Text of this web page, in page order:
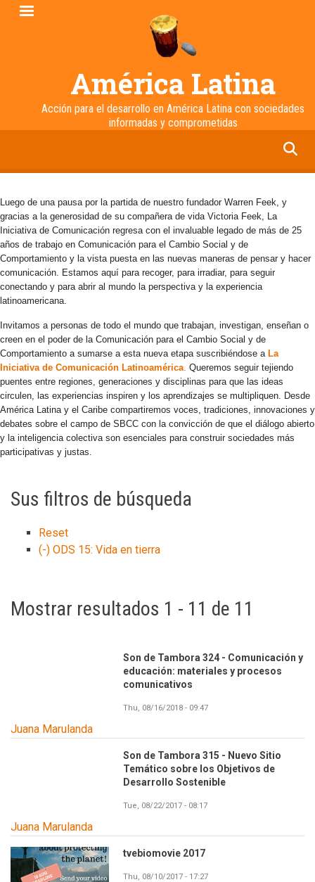
Pasar
América Latina
Acción para el desarrollo en América Latina con sociedades
informadas y comprometidas
Luego de una pausa por la partida de nuestro fundador Warren Feek, y
gracias a la generosidad de su compañera de vida Victoria Feek, La
Iniciativa de Comunicación regresa con el invaluable legado de más de 25
años de trabajo en Comunicación para el Cambio Social y de
Comportamiento y la vista puesta en las nuevas maneras de pensar y hacer
comunicación. Estamos aquí para recoger, para irradiar, para seguir
conectando y para abrir al mundo la perspectiva y la experiencia
latinoamericana.
Invitamos a personas de todo el mundo que trabajan, investigan, enseñan o
creen en el poder de la Comunicación para el Cambio Social y de
Comportamiento a sumarse a esta nueva etapa suscribiéndose a La
Iniciativa de Comunicación Latinoamérica. Queremos seguir tejiendo
puentes entre regiones, generaciones y disciplinas para que las ideas
circulen, las experiencias inspiren y los aprendizajes se multipliquen. Desde
América Latina y el Caribe compartiremos voces, tradiciones, innovaciones y
debates sobre el campo de SBCC con la convicción de que el diálogo abierto
y la inteligencia colectiva son esenciales para construir sociedades más
participativas y justas.
Sus filtros de búsqueda
Reset
(-) ODS 15: Vida en tierra
Mostrar resultados 1 - 11 de 11
Son de Tambora 324 - Comunicación y
educación: materiales y procesos
comunicativos
Thu, 08/16/2018 - 09:47
Juana Marulanda
Son de Tambora 315 - Nuevo Sitio
Temático sobre los Objetivos de
Desarrollo Sostenible
Tue, 08/22/2017 - 08:17
Juana Marulanda
tvebiomovie 2017
Thu, 08/10/2017 - 17:27